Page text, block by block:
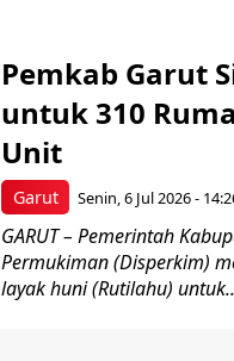
Garut
Pemkab Garut
untuk 310
Unit
Senin, 6 Jul 2026 -
GARUT – Pemerintah
Permukiman (Disperkim)
layak huni (Rutilahu)